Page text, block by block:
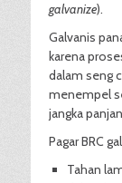
galvanize).
Galvanis
karena
dalam seng
menempel
jangka
Pagar BRC
Tahan